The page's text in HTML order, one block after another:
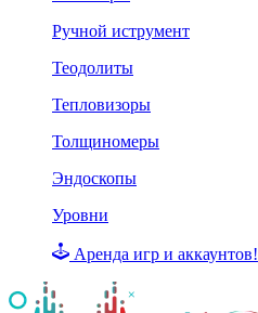
Ручной иструмент
Теодолиты
Тепловизоры
Толщиномеры
Эндоскопы
Уровни
Аренда игр и аккаунтов!